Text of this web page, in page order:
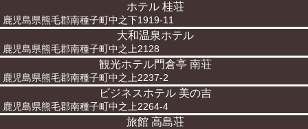
ホテル 桂荘
鹿児島県熊毛郡南種子町中之下1919-11
大和温泉ホテル
鹿児島県熊毛郡南種子町中之上2128
観光ホテル門倉亭 南荘
鹿児島県熊毛郡南種子町中之上2237-2
ビジネスホテル 美の吉
鹿児島県熊毛郡南種子町中之上2264-4
旅館 高島荘